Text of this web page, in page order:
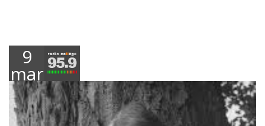
9
mars
2018